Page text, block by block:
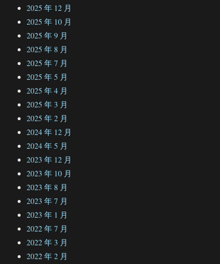
2025 年 12 月
2025 年 10 月
2025 年 9 月
2025 年 8 月
2025 年 7 月
2025 年 5 月
2025 年 4 月
2025 年 3 月
2025 年 2 月
2024 年 12 月
2024 年 5 月
2023 年 12 月
2023 年 10 月
2023 年 8 月
2023 年 7 月
2023 年 1 月
2022 年 7 月
2022 年 3 月
2022 年 2 月